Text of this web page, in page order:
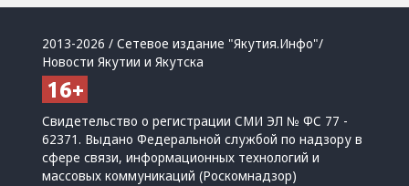
2013-2026 / Сетевое издание "Якутия.Инфо"/
Новости Якутии и Якутска
Свидетельство о регистрации СМИ ЭЛ № ФС 77 -
62371. Выдано Федеральной службой по надзору в
сфере связи, информационных технологий и
массовых коммуникаций (Роскомнадзор)